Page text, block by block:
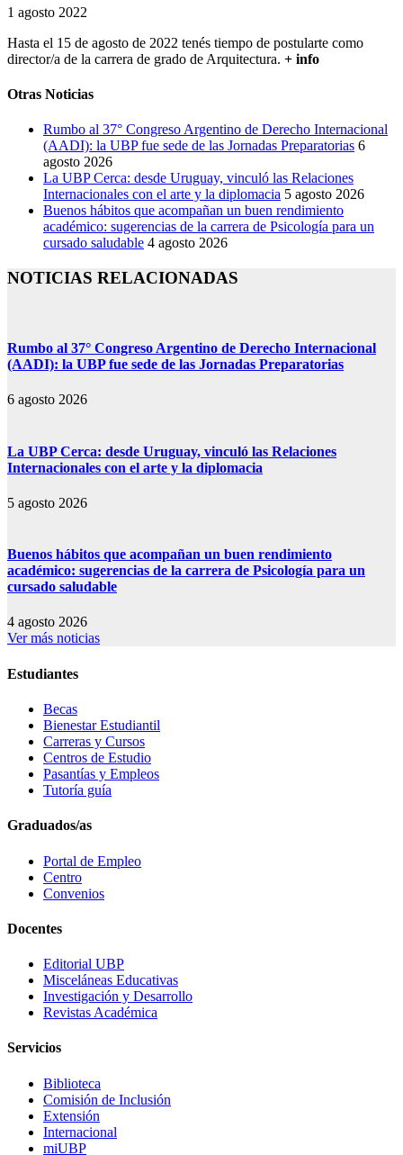
1 agosto 2022
Hasta el 15 de agosto de 2022 tenés tiempo de postularte como
director/a de la carrera de grado de Arquitectura. + info
Otras Noticias
Rumbo al 37° Congreso Argentino de Derecho Internacional
(AADI): la UBP fue sede de las Jornadas Preparatorias 6
agosto 2026
La UBP Cerca: desde Uruguay, vinculó las Relaciones
Internacionales con el arte y la diplomacia 5 agosto 2026
Buenos hábitos que acompañan un buen rendimiento
académico: sugerencias de la carrera de Psicología para un
cursado saludable 4 agosto 2026
NOTICIAS RELACIONADAS
Rumbo al 37° Congreso Argentino de Derecho Internacional
(AADI): la UBP fue sede de las Jornadas Preparatorias
6 agosto 2026
La UBP Cerca: desde Uruguay, vinculó las Relaciones
Internacionales con el arte y la diplomacia
5 agosto 2026
Buenos hábitos que acompañan un buen rendimiento
académico: sugerencias de la carrera de Psicología para un
cursado saludable
4 agosto 2026
Ver más noticias
Estudiantes
Becas
Bienestar Estudiantil
Carreras y Cursos
Centros de Estudio
Pasantías y Empleos
Tutoría guía
Graduados/as
Portal de Empleo
Centro
Convenios
Docentes
Editorial UBP
Misceláneas Educativas
Investigación y Desarrollo
Revistas Académica
Servicios
Biblioteca
Comisión de Inclusión
Extensión
Internacional
miUBP